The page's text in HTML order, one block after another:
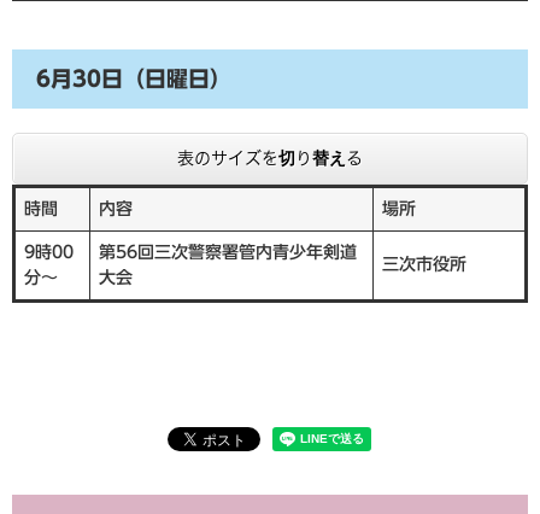
6月30日（日曜日）
表のサイズを切り替える
時間 内容 場所
9時00
分～
第56回三次警察署管内青少年剣道
大会
三次市役所